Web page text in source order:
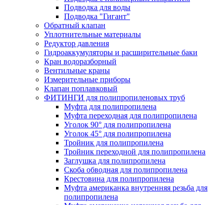
Подводка для воды
Подводка "Гигант"
Обратный клапан
Уплотнительные материалы
Редуктор давления
Гидроаккумуляторы и расширительные баки
Кран водоразборный
Вентильные краны
Измерительные приборы
Клапан поплавковый
ФИТИНГИ для полипропиленовых труб
Муфта для полипропилена
Муфта переходная для полипропилена
Уголок 90° для полипропилена
Уголок 45° для полипропилена
Тройник для полипропилена
Тройник переходной для полипропилена
Заглушка для полипропилена
Скоба обводная для полипропилена
Крестовина для полипропилена
Муфта американка внутренняя резьба для
полипропилена